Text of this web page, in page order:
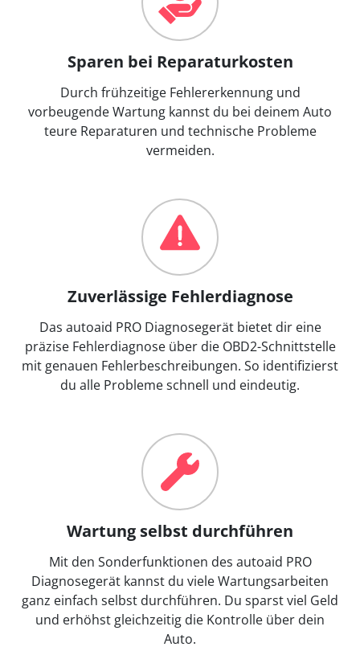
Sparen bei Reparaturkosten
Durch frühzeitige Fehlererkennung und
vorbeugende Wartung kannst du bei deinem Auto
teure Reparaturen und technische Probleme
vermeiden.
Zuverlässige Fehlerdiagnose
Das autoaid PRO Diagnosegerät bietet dir eine
präzise Fehlerdiagnose über die OBD2-Schnittstelle
mit genauen Fehlerbeschreibungen. So identifizierst
du alle Probleme schnell und eindeutig.
Wartung selbst durchführen
Mit den Sonderfunktionen des autoaid PRO
Diagnosegerät kannst du viele Wartungsarbeiten
ganz einfach selbst durchführen. Du sparst viel Geld
und erhöhst gleichzeitig die Kontrolle über dein
Auto.